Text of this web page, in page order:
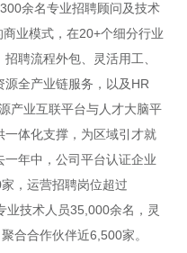
余名专业招聘顾问及技术
商业模式，在20+个细分行业
聘流程外包、灵活用工、
源全产业链服务，以及HR
产业互联平台与人才大脑平
一体化支撑，为区域引才就
年中，公司平台认证企业
，运营招聘岗位超过
业技术人员35,000余名，灵
合合作伙伴近6,500家。